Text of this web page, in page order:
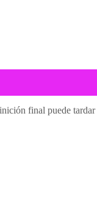
final puede tardar